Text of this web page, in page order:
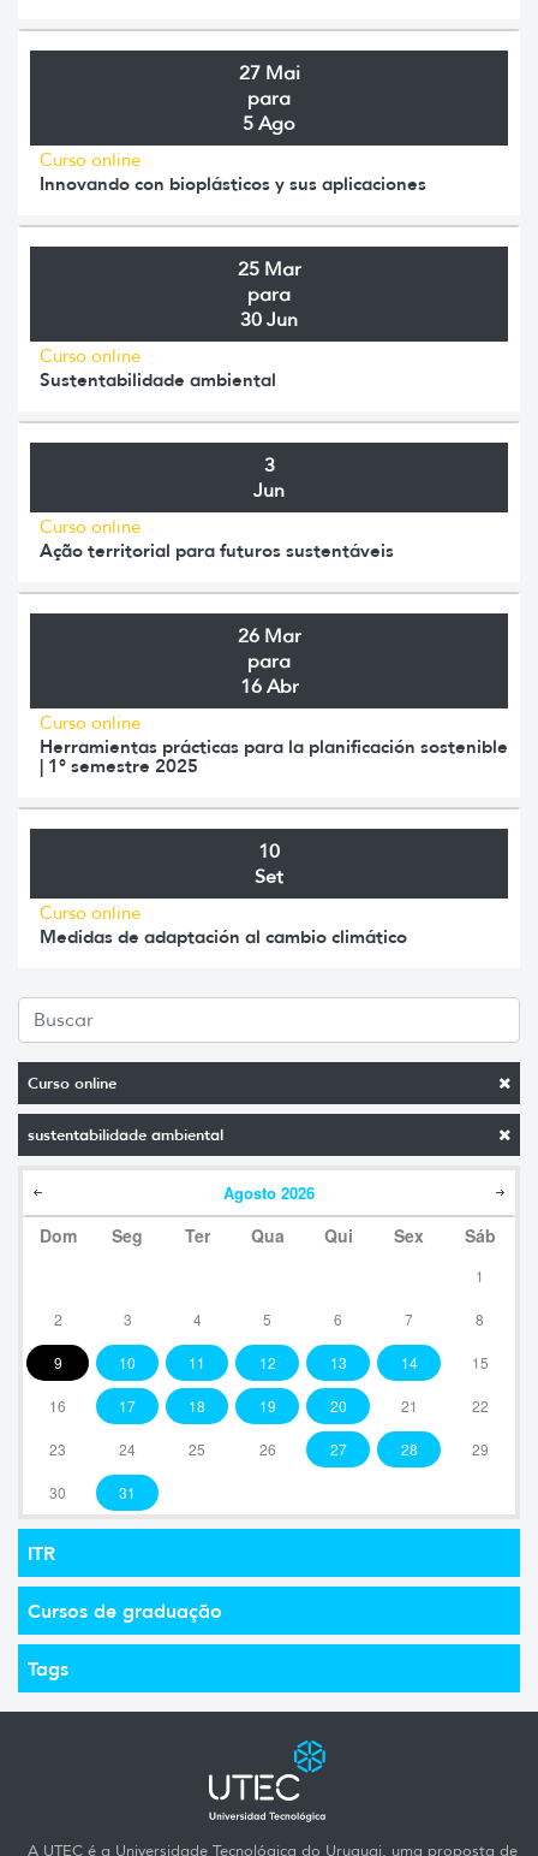
Curso online
sustentabilidade ambiental
Agosto 2026
Dom Seg Ter Qua Qui Sex Sáb
1
2 3 4 5 6 7 8
9 10 11 12 13 14 15
16 17 18 19 20 21 22
23 24 25 26 27 28 29
30 31
ITR
Cursos de graduação
Tags
27 Mai
para
5 Ago
Curso online
Innovando con bioplásticos y sus aplicaciones
25 Mar
para
30 Jun
Curso online
Sustentabilidade ambiental
3
Jun
Curso online
Ação territorial para futuros sustentáveis
26 Mar
para
16 Abr
Curso online
Herramientas prácticas para la planificación sostenible
| 1° semestre 2025
10
Set
Curso online
Medidas de adaptación al cambio climático
A UTEC é a Universidade Tecnológica do Uruguai, uma proposta de